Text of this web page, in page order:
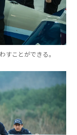
すことができる。